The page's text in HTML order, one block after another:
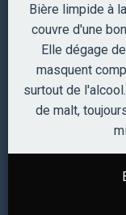
Bière limpide à
couvre d'une
Elle dégage
masquent
surtout de
de malt,